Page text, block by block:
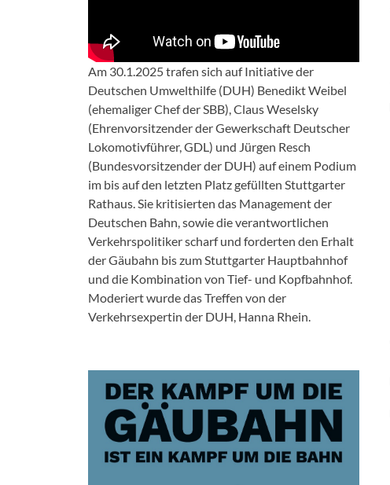
Am 30.1.2025 trafen sich auf Initiative der
Deutschen Umwelthilfe (DUH) Benedikt Weibel
(ehemaliger Chef der SBB), Claus Weselsky
(Ehrenvorsitzender der Gewerkschaft Deutscher
Lokomotivführer, GDL) und Jürgen Resch
(Bundesvorsitzender der DUH) auf einem Podium
im bis auf den letzten Platz gefüllten Stuttgarter
Rathaus. Sie kritisierten das Management der
Deutschen Bahn, sowie die verantwortlichen
Verkehrspolitiker scharf und forderten den Erhalt
der Gäubahn bis zum Stuttgarter Hauptbahnhof
und die Kombination von Tief- und Kopfbahnhof.
Moderiert wurde das Treffen von der
Verkehrsexpertin der DUH, Hanna Rhein.